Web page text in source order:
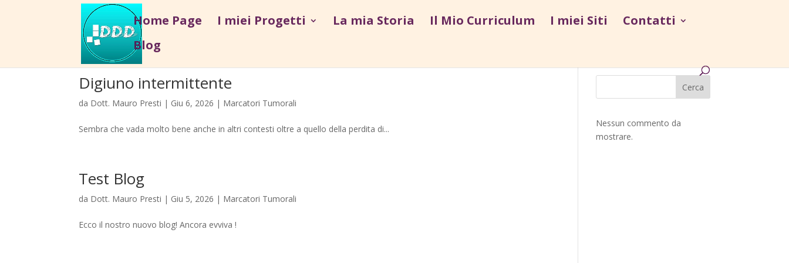
Home Page I miei Progetti La mia Storia Il Mio Curriculum I miei Siti
Contatti
Blog
Digiuno intermittente
da Dott. Mauro Presti | Giu 6, 2026 | Marcatori Tumorali
Sembra che vada molto bene anche in altri contesti oltre a quello della perdita di...
Test Blog
da Dott. Mauro Presti | Giu 5, 2026 | Marcatori Tumorali
Ecco il nostro nuovo blog! Ancora evviva !
Cerca
Nessun commento da
mostrare.